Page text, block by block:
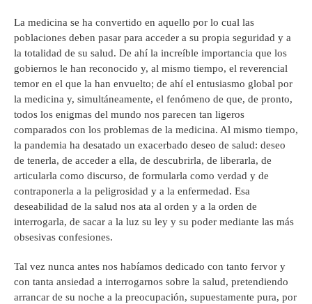
La medicina se ha convertido en aquello por lo cual las
poblaciones deben pasar para acceder a su propia seguridad y a
la totalidad de su salud. De ahí la increíble importancia que los
gobiernos le han reconocido y, al mismo tiempo, el reverencial
temor en el que la han envuelto; de ahí el entusiasmo global por
la medicina y, simultáneamente, el fenómeno de que, de pronto,
todos los enigmas del mundo nos parecen tan ligeros
comparados con los problemas de la medicina. Al mismo tiempo,
la pandemia ha desatado un exacerbado deseo de salud: deseo
de tenerla, de acceder a ella, de descubrirla, de liberarla, de
articularla como discurso, de formularla como verdad y de
contraponerla a la peligrosidad y a la enfermedad. Esa
deseabilidad de la salud nos ata al orden y a la orden de
interrogarla, de sacar a la luz su ley y su poder mediante las más
obsesivas confesiones.
Tal vez nunca antes nos habíamos dedicado con tanto fervor y
con tanta ansiedad a interrogarnos sobre la salud, pretendiendo
arrancar de su noche a la preocupación, supuestamente pura, por